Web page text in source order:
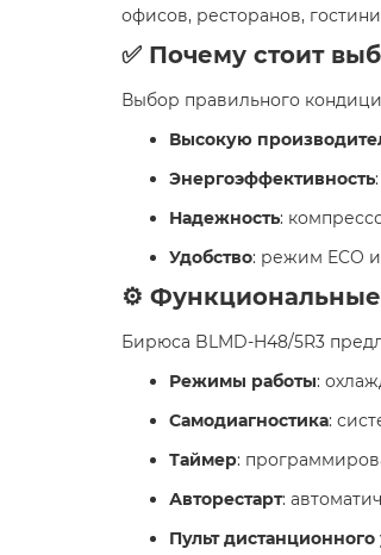
офисов, ресторанов,
✅ Почему стоит
Выбор правильного
Высокую
Энергоэффективность
Надежность:
Удобство: режим ECO
⚙️
Бирюса BLMD-H48/5R3
Режимы работы:
Самодиагностика:
Таймер:
Авторестарт:
Пульт